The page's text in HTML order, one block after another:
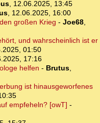
, 12.06.2025, 13:45
, 12.06.2025, 16:00
großen Krieg - Joe68,
und wahrscheinlich ist er
01:50
17:16
helfen - Brutus,
ist hinausgeworfenes
empfeheln? [owT] -